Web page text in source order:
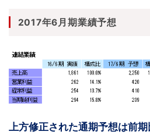
2017年6月期業績予想
上方修正された通期予想は前